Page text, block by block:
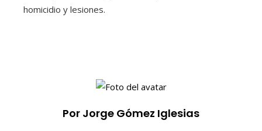
homicidio y lesiones.
Por Jorge Gómez Iglesias